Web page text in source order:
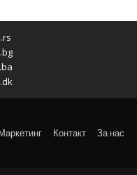
Контакт За нас